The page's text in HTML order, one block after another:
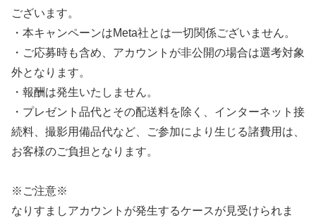
ございます。
・本キャンペーンはMeta社とは一切関係ございません。
・ご応募時も含め、アカウントが非公開の場合は選考対象
外となります。
・報酬は発生いたしません。
・プレゼント品代とその配送料を除く、インターネット接
続料、撮影用備品代など、ご参加により生じる諸費用は、
お客様のご負担となります。
※ご注意※
なりすましアカウントが発生するケースが見受けられま